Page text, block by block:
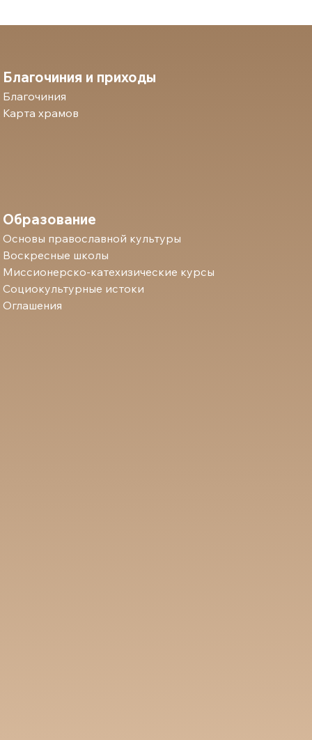
Благочиния и приходы
Благочиния
Карта храмов
Образование
Основы православной культуры
Воскресные школы
Миссионерско-катехизические курсы
Социокультурные истоки
Оглашения